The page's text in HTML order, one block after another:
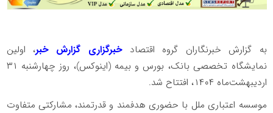
به گزارش خبرنگاران گروه اقتصادخبرگزاری گزارش خبر، اولین
نمایشگاه تخصصی بانک، بورس و بیمه (اینوکس)، روز چهارشنبه ۳۱
اردیبهشت‌ماه ۱۴۰۴، افتتاح شد.
موسسه اعتباری ملل با حضوری هدفمند و قدرتمند، مشارکتی متفاوت